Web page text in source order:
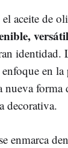
aceite de
identidad.
en
nueva
decorativa.
enmarca